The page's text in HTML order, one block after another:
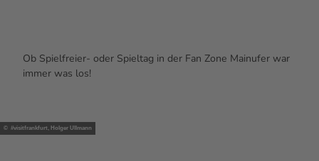
Ob Spielfreier- oder Spieltag in der Fan Zone Mainufer war
immer was los!
© #visitfrankfurt, Holger Ullmann